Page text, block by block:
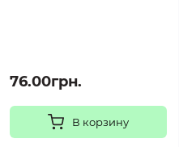
76.00грн.
В корзину